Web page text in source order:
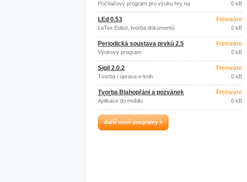
Počítačový program pro výuku hry na
0 kB
LEd 0.53
LaTex Editor, tvorba dokumentů
Freeware
0 kB
Periodická soustava prvků 2.5
Výukový program
Freeware
0 kB
Sigil 2.0.2
Tvorba / úprava e-knih
Freeware
0 kB
Tvorba Blahopřání a pozvánek
2.0.2
Aplikace do mobilu
Freeware
0 kB
další nové programy »